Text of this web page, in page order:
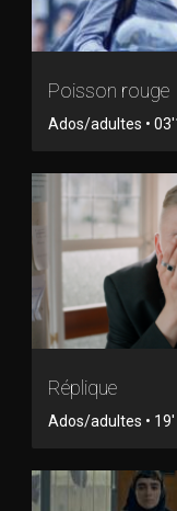
Poisson rouge
Ados/adultes •
Réplique
Ados/adultes • 19'